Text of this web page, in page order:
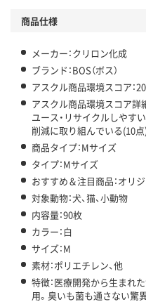
商品仕様
メーカー：クリロン化成
ブランド：BOS（ボス）
アスクル商品環境スコア：20
アスクル商品環境スコア詳
ユース・リサイクルしやす
削減に取り組んでいる(10
商品タイプ：Mサイズ
タイプ：Mサイズ
おすすめ＆注目商品：オリ
対象動物：犬、猫、小動物
内容量：90枚
カラー：白
サイズ：M
素材：ポリエチレン、他
特徴：医療開発から生まれ
用。臭いも菌も通さない驚